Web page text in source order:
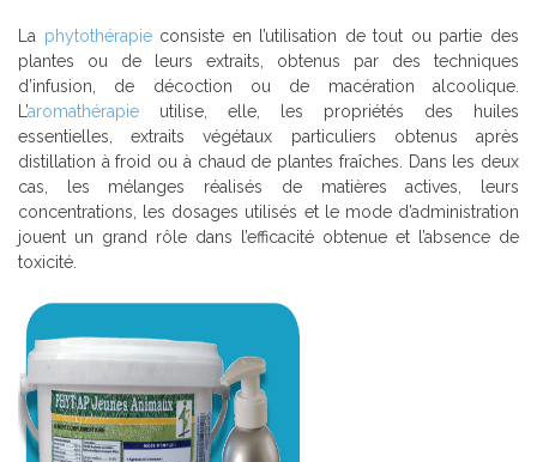
La phytothérapieconsiste en l’utilisation de tout ou partie des
plantes ou de leurs extraits, obtenus par des techniques
d’infusion, de décoction ou de macération alcoolique.
L’aromathérapie utilise, elle, les propriétés des huiles
essentielles, extraits végétaux particuliers obtenus après
distillation à froid ou à chaud de plantes fraîches. Dans les deux
cas, les mélanges réalisés de matières actives, leurs
concentrations, les dosages utilisés et le mode d’administration
jouent un grand rôle dans l’efficacité obtenue et l’absence de
toxicité.